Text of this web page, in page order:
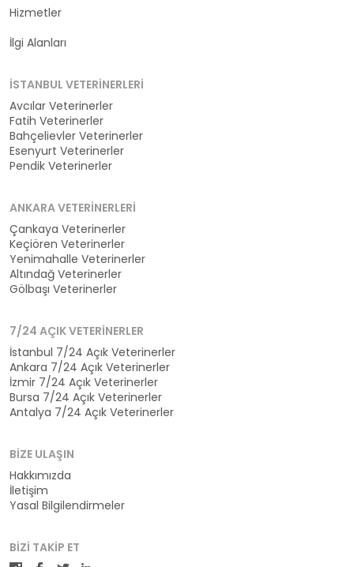
Hizmetler
İlgi Alanları
İSTANBUL VETERINERLERI
Avcılar Veterinerler
Fatih Veterinerler
Bahçelievler Veterinerler
Esenyurt Veterinerler
Pendik Veterinerler
ANKARA VETERINERLERI
Çankaya Veterinerler
Keçiören Veterinerler
Yenimahalle Veterinerler
Altındağ Veterinerler
Gölbaşı Veterinerler
7/24 AÇIK VETERINERLER
İstanbul 7/24 Açık Veterinerler
Ankara 7/24 Açık Veterinerler
İzmir 7/24 Açık Veterinerler
Bursa 7/24 Açık Veterinerler
Antalya 7/24 Açık Veterinerler
BIZE ULAŞIN
Hakkımızda
İletişim
Yasal Bilgilendirmeler
BIZI TAKIP ET